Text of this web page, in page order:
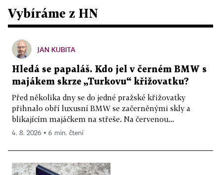
Vybíráme z HN
JAN KUBITA
Hledá se papaláš. Kdo jel v černém BMW s
majákem skrze „Turkovu“ křižovatku?
Před několika dny se do jedné pražské křižovatky
přihnalo obří luxusní BMW se začerněnými skly a
blikajícím majáčkem na střeše. Na červenou...
4. 8. 2026 ▪ 6 min. čtení